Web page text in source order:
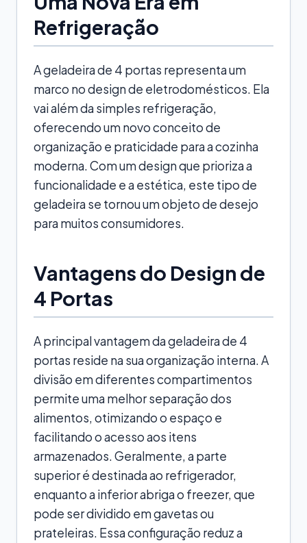
Refrigeração
A geladeira de 4 portas representa um
marco no design de eletrodomésticos. Ela
vai além da simples refrigeração,
oferecendo um novo conceito de
organização e praticidade para a cozinha
moderna. Com um design que prioriza a
funcionalidade e a estética, este tipo de
geladeira se tornou um objeto de desejo
para muitos consumidores.
Vantagens do Design de
4 Portas
A principal vantagem da geladeira de 4
portas reside na sua organização interna. A
divisão em diferentes compartimentos
permite uma melhor separação dos
alimentos, otimizando o espaço e
facilitando o acesso aos itens
armazenados. Geralmente, a parte
superior é destinada ao refrigerador,
enquanto a inferior abriga o freezer, que
pode ser dividido em gavetas ou
prateleiras. Essa configuração reduz a